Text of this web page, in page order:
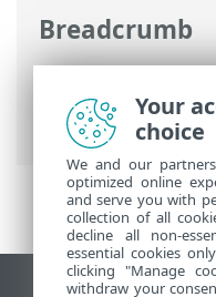
Breadcrumb
Ηλεκτρονική
Internet Security
προχωρημένους>
Your
choice
We and our
optimized online
and serve you with
collection of all
decline all non-
essential cookies
clicking "Manage
withdraw your